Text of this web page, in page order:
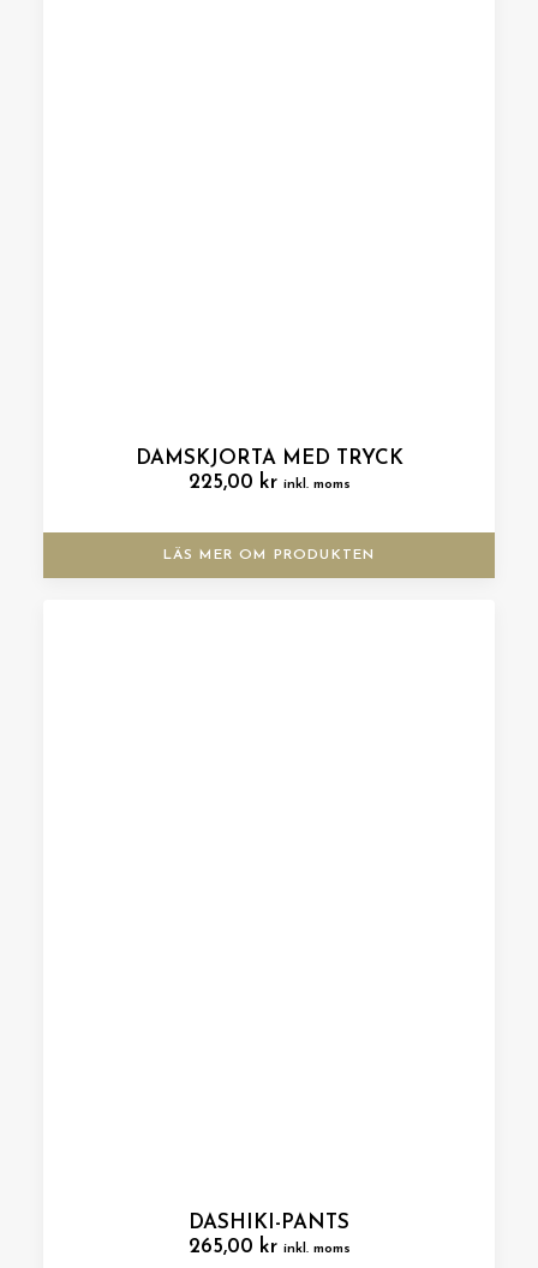
DAMSKJORTA MED TRYCK
225,00 kr inkl. moms
LÄS MER OM PRODUKTEN
DASHIKI-PANTS
265,00 kr inkl. moms